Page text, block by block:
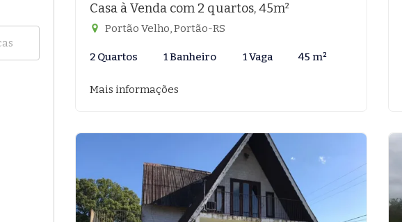
Casa à Venda com 2 quartos, 45m²
Portão Velho, Portão-RS
2 Quartos 1 Banheiro 1 Vaga 45 m²
Mais informações